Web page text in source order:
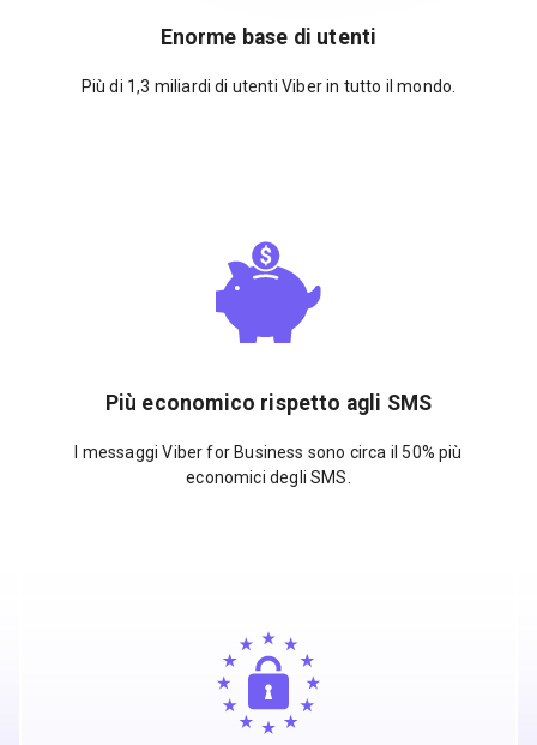
Enorme base di utenti
Più di 1,3 miliardi di utenti Viber in tutto il mondo.
Più economico rispetto agli SMS
I messaggi Viber for Business sono circa il 50% più
economici degli SMS.